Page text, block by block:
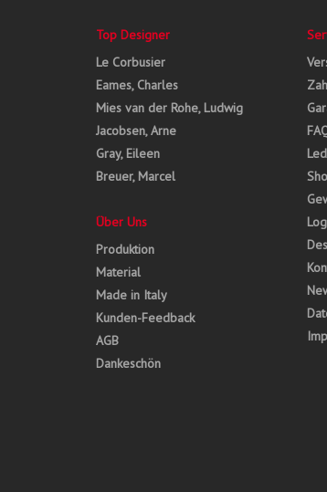
Top Designer
Le Corbusier
Eames, Charles
Mies van der Rohe, Ludwig
Jacobsen, Arne
Gray, Eileen
Breuer, Marcel
Über Uns
Produktion
Material
Made in Italy
Kunden-Feedback
AGB
Dankeschön